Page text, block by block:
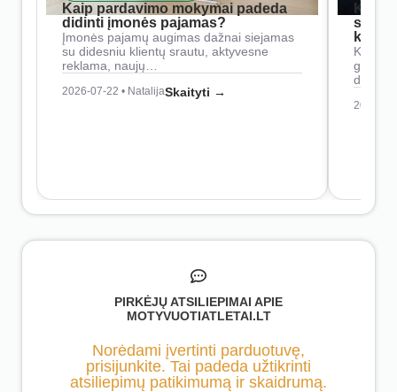
Kaip pardavimo mokymai padeda
didinti įmonės pajamas?
Įmonės pajamų augimas dažnai siejamas
su didesniu klientų srautu, aktyvesne
reklama, naujų…
2026-07-22 • NatalijaSkaityti →
Kaip
2026-
PIRKĖJŲ ATSILIEPIMAI APIE
MOTYVUOTIATLETAI.LT
Norėdami įvertinti parduotuvę,
prisijunkite. Tai padeda užtikrinti
atsiliepimų patikimumą ir skaidrumą.